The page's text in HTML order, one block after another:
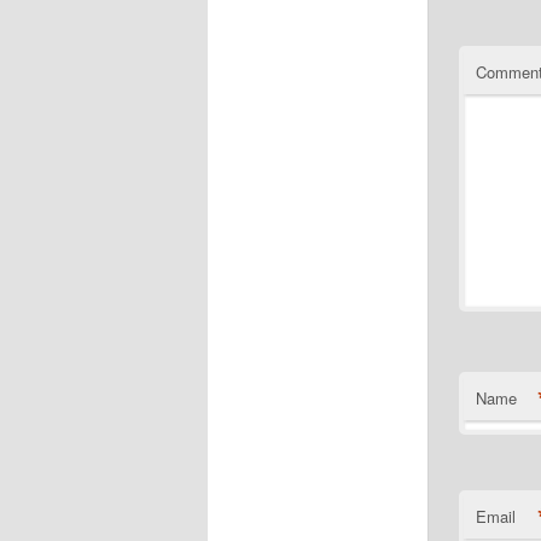
Name
Email